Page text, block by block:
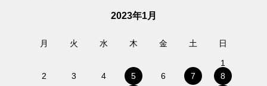
2023年1月
月 火 水 木 金 土 日
1
2
3 4 5 6 7
8